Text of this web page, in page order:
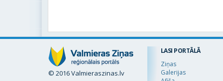
© 2016 Valmieraszinas.lv
LASI PORTĀLĀ
Ziņas
Galerijas